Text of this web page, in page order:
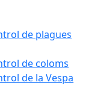
de plagues
de coloms
de la Vespa